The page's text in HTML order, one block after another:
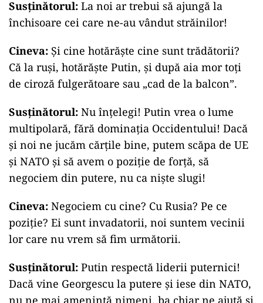
Susținătorul: La noi ar trebui să ajungă la
închisoare cei care ne-au vândut străinilor!
Cineva: Și cine hotărăște cine sunt trădătorii?
Că la ruși, hotărăște Putin, și după aia mor toți
de ciroză fulgerătoare sau „cad de la balcon”.
Susținătorul: Nu înțelegi! Putin vrea o lume
multipolară, fără dominația Occidentului! Dacă
și noi ne jucăm cărțile bine, putem scăpa de UE
și NATO și să avem o poziție de forță, să
negociem din putere, nu ca niște slugi!
Cineva: Negociem cu cine? Cu Rusia? Pe ce
poziție? Ei sunt invadatorii, noi suntem vecinii
lor care nu vrem să fim următorii.
Susținătorul: Putin respectă liderii puternici!
Dacă vine Georgescu la putere și iese din NATO,